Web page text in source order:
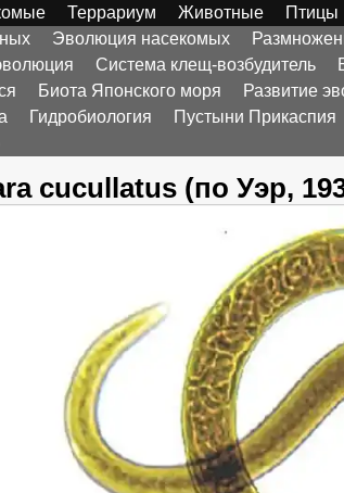
Террариум Животные Птицы
Эволюция насекомых
Система клещ-возбудитель
Биота Японского моря Развитие
Гидробиология Пустыни Прикаспия
cucullatus (по Уэр,